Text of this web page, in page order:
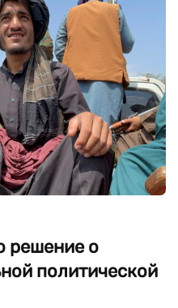
решение о
политической